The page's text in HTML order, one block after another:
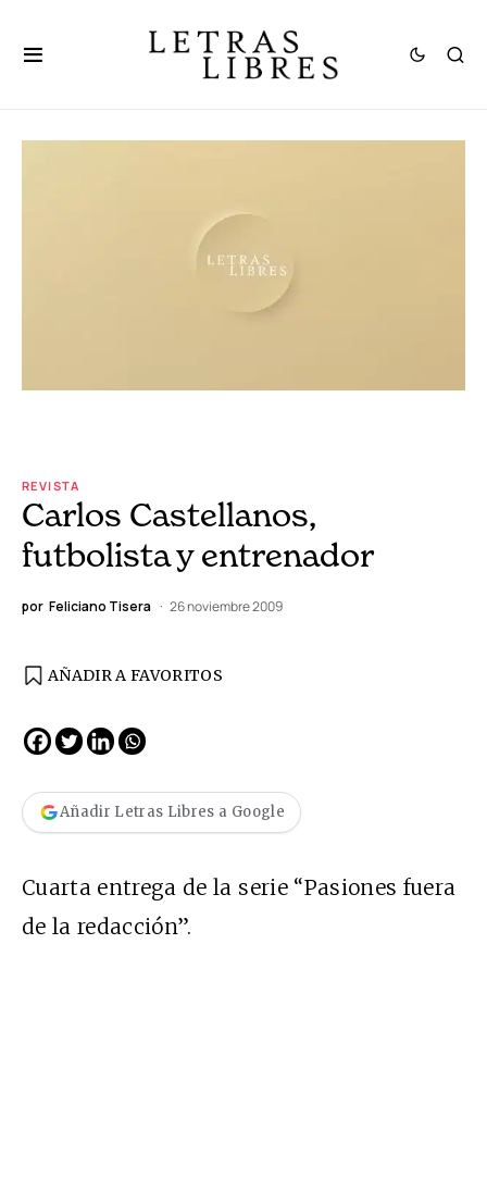
REVISTA
Carlos Castellanos,
futbolista y entrenador
por Feliciano Tisera 26 noviembre 2009
AÑADIR A FAVORITOS
Añadir Letras Libres a Google
Cuarta entrega de la serie “Pasiones fuera
de la redacción”.